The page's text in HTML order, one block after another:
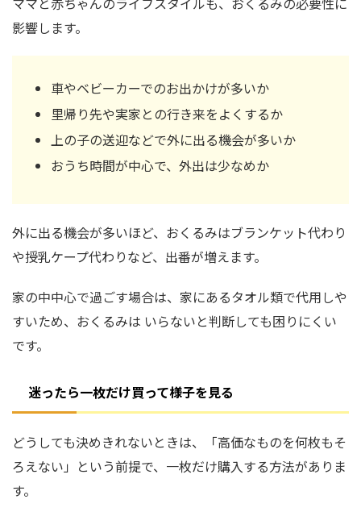
影響します。
車やベビーカーでのお出かけが多いか
里帰り先や実家との行き来をよくするか
上の子の送迎などで外に出る機会が多いか
おうち時間が中心で、外出は少なめか
外に出る機会が多いほど、おくるみはブランケット代わり
や授乳ケープ代わりなど、出番が増えます。
家の中中心で過ごす場合は、家にあるタオル類で代用しや
すいため、おくるみは いらないと判断しても困りにくい
です。
迷ったら一枚だけ買って様子を見る
どうしても決めきれないときは、「高価なものを何枚もそ
ろえない」という前提で、一枚だけ購入する方法がありま
す。